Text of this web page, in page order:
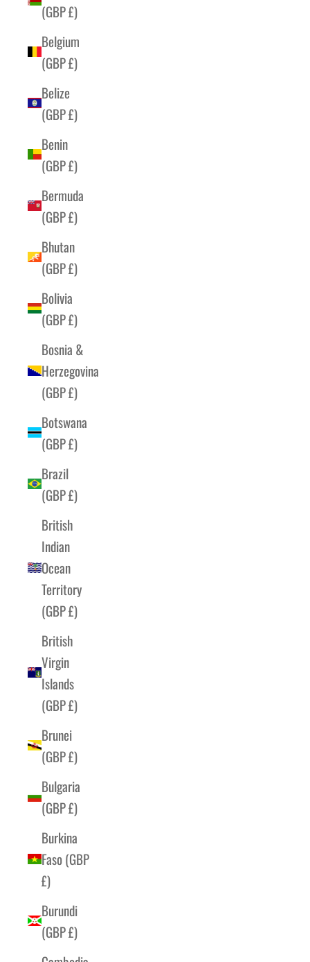
(GBP £)
Belgium
(GBP £)
Belize
(GBP £)
Benin
(GBP £)
Bermuda
(GBP £)
Bhutan
(GBP £)
Bolivia
(GBP £)
Bosnia &
Herzegovina
(GBP £)
Botswana
(GBP £)
Brazil
(GBP £)
British
Indian
Ocean
Territory
(GBP £)
British
Virgin
Islands
(GBP £)
Brunei
(GBP £)
Bulgaria
(GBP £)
Burkina
Faso (GBP
£)
Burundi
(GBP £)